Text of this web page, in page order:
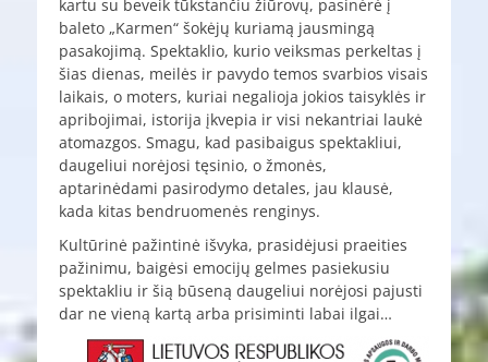
kartu su beveik tūkstančiu žiūrovų, pasinėrė į
baleto „Karmen“ šokėjų kuriamą jausmingą
pasakojimą. Spektaklio, kurio veiksmas perkeltas į
šias dienas, meilės ir pavydo temos svarbios visais
laikais, o moters, kuriai negalioja jokios taisyklės ir
apribojimai, istorija įkvepia ir visi nekantriai laukė
atomazgos. Smagu, kad pasibaigus spektakliui,
daugeliui norėjosi tęsinio, o žmonės,
aptarinėdami pasirodymo detales, jau klausė,
kada kitas bendruomenės renginys.
Kultūrinė pažintinė išvyka, prasidėjusi praeities
pažinimu, baigėsi emocijų gelmes pasiekusiu
spektakliu ir šią būseną daugeliui norėjosi pajusti
dar ne vieną kartą arba prisiminti labai ilgai…